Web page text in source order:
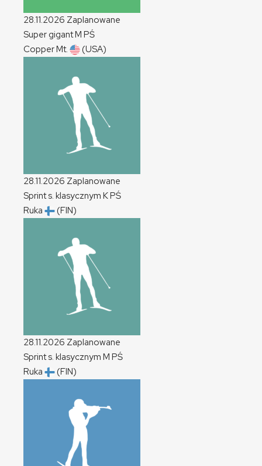
28.11.2026 Zaplanowane
Super gigantM PŚ
Copper Mt.
(USA)
28.11.2026 Zaplanowane
Sprint s. klasycznym KPŚ
Ruka
(FIN)
28.11.2026 Zaplanowane
Sprint s. klasycznym M PŚ
Ruka
(FIN)